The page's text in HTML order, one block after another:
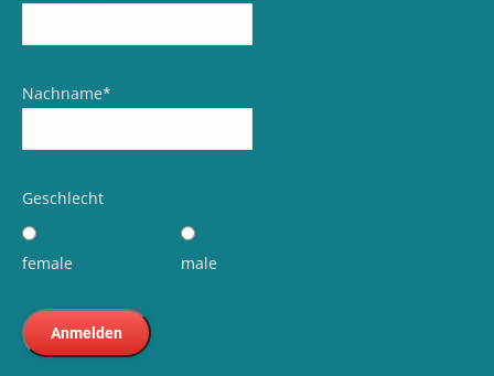
Nachname*
Geschlecht
female male